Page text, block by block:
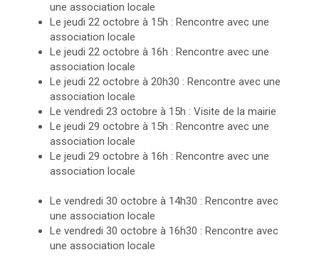
une association locale
Le jeudi 22 octobre à 15h : Rencontre avec une
association locale
Le jeudi 22 octobre à 16h : Rencontre avec une
association locale
Le jeudi 22 octobre à 20h30 : Rencontre avec une
association locale
Le vendredi 23 octobre à 15h : Visite de la mairie
Le jeudi 29 octobre à 15h : Rencontre avec une
association locale
Le jeudi 29 octobre à 16h : Rencontre avec une
association locale
Le vendredi 30 octobre à 14h30 : Rencontre avec
une association locale
Le vendredi 30 octobre à 16h30 : Rencontre avec
une association locale